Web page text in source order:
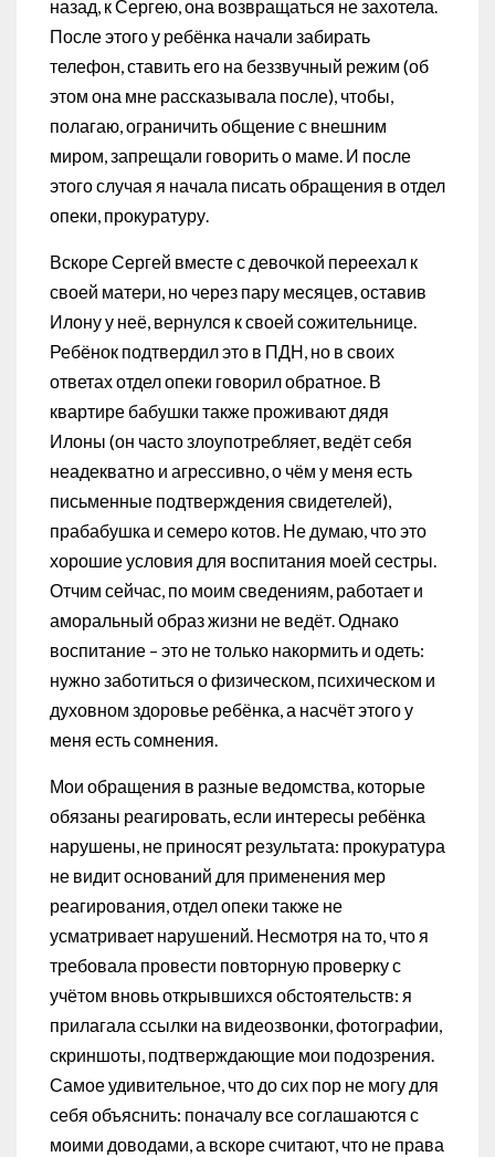
назад, к Сергею, она возвращаться не захотела.
После этого у ребёнка начали забирать
телефон, ставить его на беззвучный режим (об
этом она мне рассказывала после), чтобы,
полагаю, ограничить общение с внешним
миром, запрещали говорить о маме. И после
этого случая я начала писать обращения в отдел
опеки, прокуратуру.
Вскоре Сергей вместе с девочкой переехал к
своей матери, но через пару месяцев, оставив
Илону у неё, вернулся к своей сожительнице.
Ребёнок подтвердил это в ПДН, но в своих
ответах отдел опеки говорил обратное. В
квартире бабушки также проживают дядя
Илоны (он часто злоупотребляет, ведёт себя
неадекватно и агрессивно, о чём у меня есть
письменные подтверждения свидетелей),
прабабушка и семеро котов. Не думаю, что это
хорошие условия для воспитания моей сестры.
Отчим сейчас, по моим сведениям, работает и
аморальный образ жизни не ведёт. Однако
воспитание – это не только накормить и одеть:
нужно заботиться о физическом, психическом и
духовном здоровье ребёнка, а насчёт этого у
меня есть сомнения.
Мои обращения в разные ведомства, которые
обязаны реагировать, если интересы ребёнка
нарушены, не приносят результата: прокуратура
не видит оснований для применения мер
реагирования, отдел опеки также не
усматривает нарушений. Несмотря на то, что я
требовала провести повторную проверку с
учётом вновь открывшихся обстоятельств: я
прилагала ссылки на видеозвонки, фотографии,
скриншоты, подтверждающие мои подозрения.
Самое удивительное, что до сих пор не могу для
себя объяснить: поначалу все соглашаются с
моими доводами, а вскоре считают, что не права